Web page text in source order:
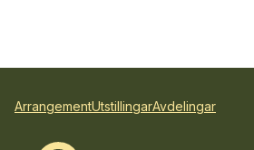
ArrangementUtstillingarAvdelingar